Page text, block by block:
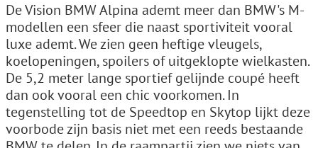
De Vision BMW Alpina ademt meer dan BMW's M-
modellen een sfeer die naast sportiviteit vooral
luxe ademt. We zien geen heftige vleugels,
koelopeningen, spoilers of uitgeklopte wielkasten.
De 5,2 meter lange sportief gelijnde coupé heeft
dan ook vooral een chic voorkomen. In
tegenstelling tot de Speedtop en Skytop lijkt deze
voorbode zijn basis niet met een reeds bestaande